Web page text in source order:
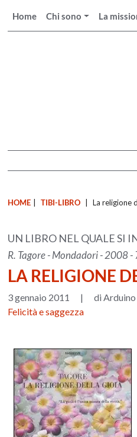
Home Chi sono La
HOME TIBI-LIBRO La religione
UN LIBRO NEL QUALE SI
R. Tagore - Mondadori - 2008 -
LA RELIGIONE
3 gennaio 2011 |
di
Felicità e saggezza